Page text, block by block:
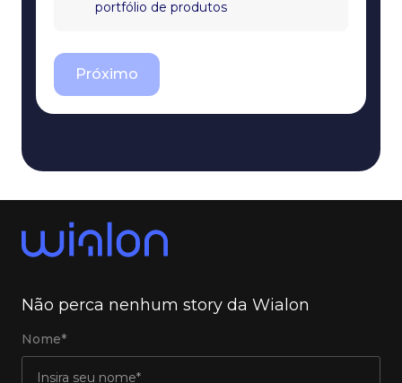
portfólio de produtos
Próximo
Não perca nenhum story da Wialon
Nome*